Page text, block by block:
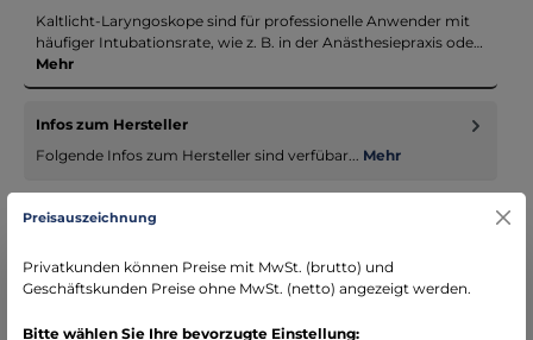
Kaltlicht-Laryngoskope sind für professionelle Anwender mit
häufiger Intubationsrate, wie z. B. in der Anästhesiepraxis ode…
Mehr
Infos zum Hersteller
Folgende Infos zum Hersteller sind verfübar... Mehr
Bewertungen
Preisauszeichnung
Privatkunden können Preise mit MwSt. (brutto) und
Geschäftskunden Preise ohne MwSt. (netto) angezeigt werden.
Bitte wählen Sie Ihre bevorzugte Einstellung: